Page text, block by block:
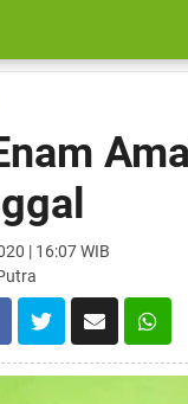
| 16:07 WIB